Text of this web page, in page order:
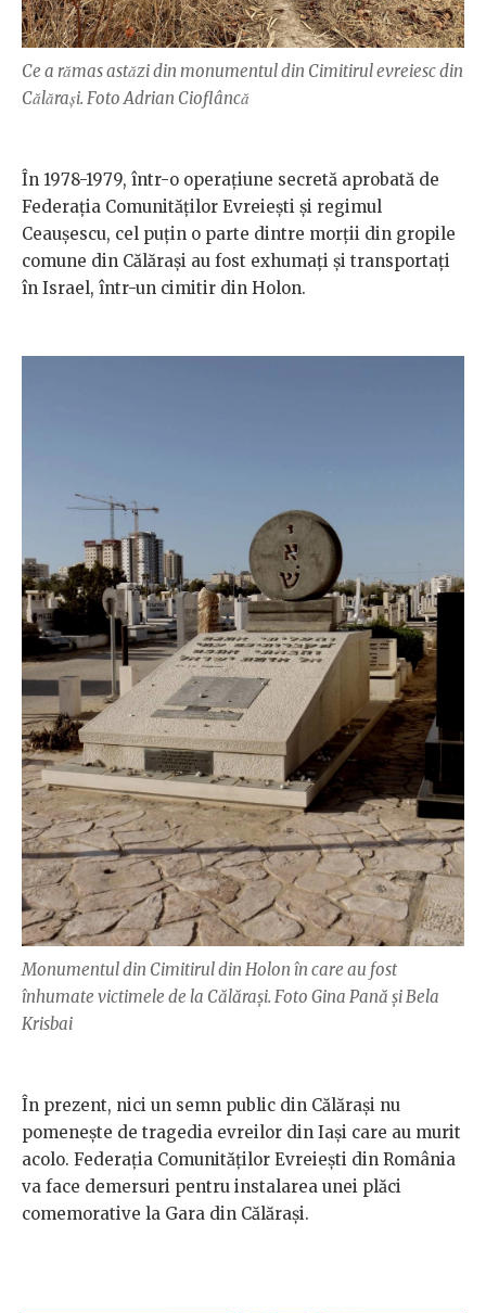
Ce a rămas astăzi din monumentul din Cimitirul evreiesc din
Călărași. Foto Adrian Cioflâncă
În 1978-1979, într-o operațiune secretă aprobată de
Federația Comunităților Evreiești și regimul
Ceaușescu, cel puțin o parte dintre morții din gropile
comune din Călărași au fost exhumați și transportați
în Israel, într-un cimitir din Holon.
Monumentul din Cimitirul din Holon în care au fost
înhumate victimele de la Călărași. Foto Gina Pană și Bela
Krisbai
În prezent, nici un semn public din Călărași nu
pomenește de tragedia evreilor din Iași care au murit
acolo. Federația Comunităților Evreiești din România
va face demersuri pentru instalarea unei plăci
comemorative la Gara din Călărași.